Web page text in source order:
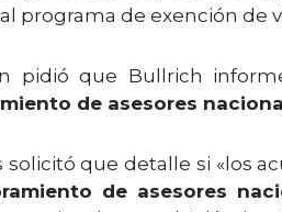
programa de exención de
pidió que Bullrich
de asesores
solicitó que detalle si «los
de asesores